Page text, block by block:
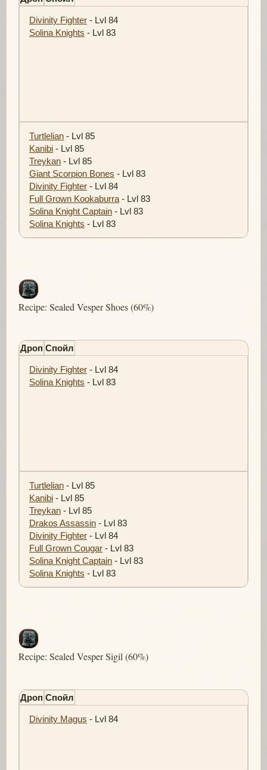
Divinity Fighter - Lvl 84
Solina Knights - Lvl 83
Turtlelian - Lvl 85
Kanibi - Lvl 85
Treykan - Lvl 85
Giant Scorpion Bones - Lvl 83
Divinity Fighter - Lvl 84
Full Grown Kookaburra - Lvl 83
Solina Knight Captain - Lvl 83
Solina Knights - Lvl 83
Recipe: Sealed Vesper Shoes (60%)
Дроп Спойл
Divinity Fighter - Lvl 84
Solina Knights - Lvl 83
Turtlelian - Lvl 85
Kanibi - Lvl 85
Treykan - Lvl 85
Drakos Assassin - Lvl 83
Divinity Fighter - Lvl 84
Full Grown Cougar - Lvl 83
Solina Knight Captain - Lvl 83
Solina Knights - Lvl 83
Recipe: Sealed Vesper Sigil (60%)
Дроп Спойл
Divinity Magus - Lvl 84